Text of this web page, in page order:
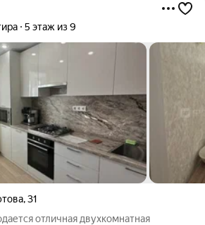
5 этаж из 9
,31
отличная двухкомнатная